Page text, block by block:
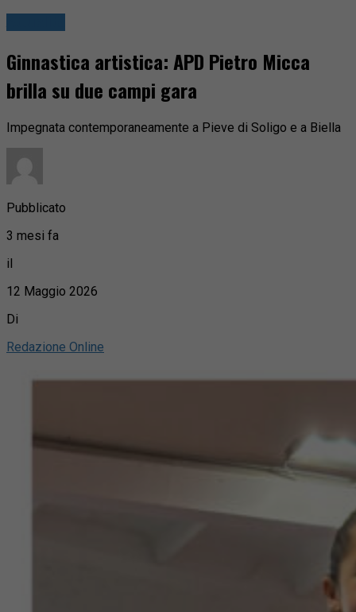
Ginnastica artistica: APD Pietro Micca
brilla su due campi gara
Impegnata contemporaneamente a Pieve di Soligo e a Biella
Pubblicato
3 mesi fa
il
12 Maggio 2026
Di
Redazione Online